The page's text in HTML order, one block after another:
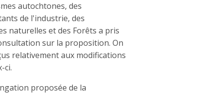
autochtones, des
de l'industrie, des
naturelles et des Forêts a pris
sur la proposition. On
relativement aux modifications
ci.
proposée de la